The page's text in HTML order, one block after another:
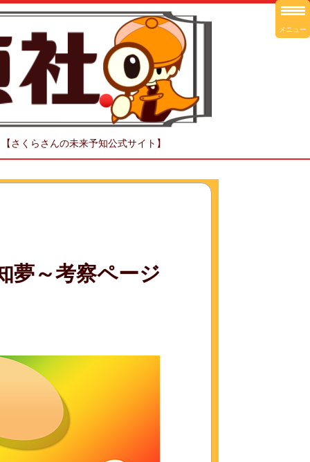
さくらさんの未来予知公式サイト】
夢～考察ページ
メニュー